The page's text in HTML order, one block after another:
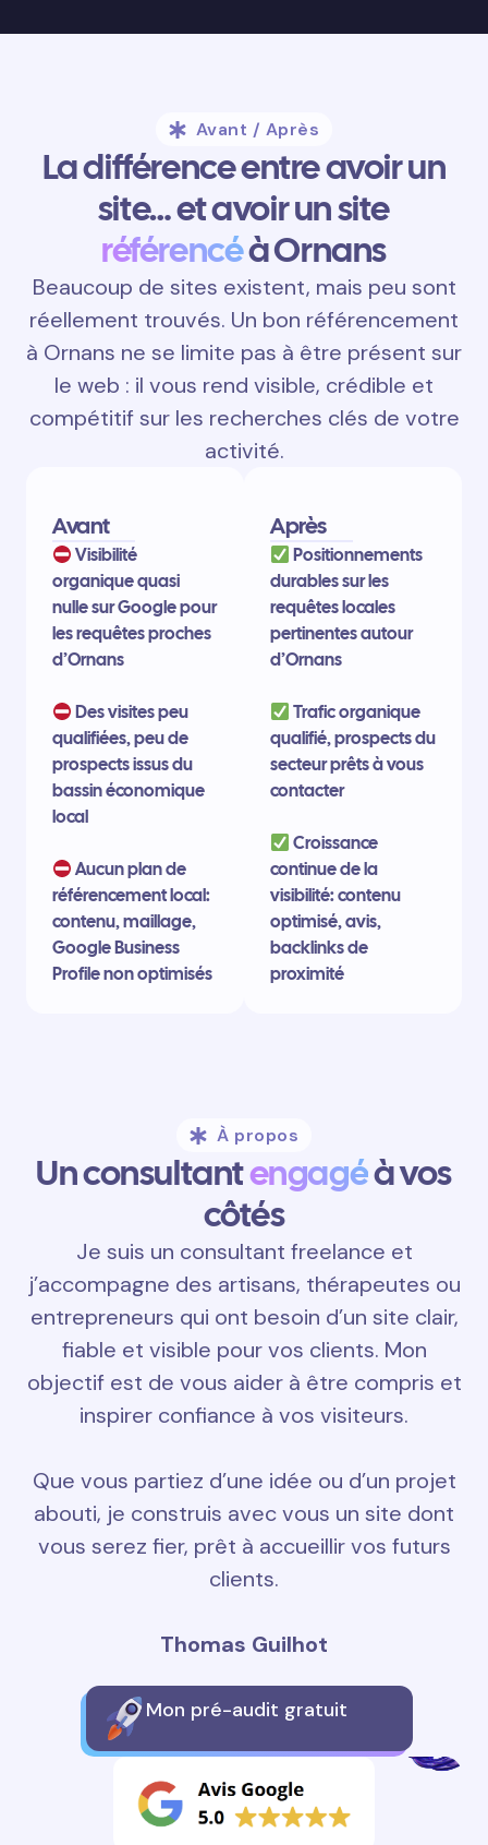
Avant / Après
La différence entre avoir un
site… et avoir un site
référencéà Ornans
Beaucoup de sites existent, mais peu sont
réellement trouvés. Un bon référencement
à Ornans ne se limite pas à être présent sur
le web : il vous rend visible, crédible et
compétitif sur les recherches clés de votre
activité.
Avant
Visibilité
organique quasi
nulle sur Google pour
les requêtes proches
d’Ornans
Des visites peu
qualifiées, peu de
prospects issus du
bassin économique
local
Aucun plan de
référencement local:
contenu, maillage,
Google Business
Profile non optimisés
Après
Positionnements
durables sur les
requêtes locales
pertinentes autour
d’Ornans
Trafic organique
qualifié, prospects du
secteur prêts à vous
contacter
Croissance
continue de la
visibilité: contenu
optimisé, avis,
backlinks de
proximité
À propos
Un consultantengagéà vos
côtés
Je suis un consultant freelance et
j’accompagne des artisans, thérapeutes ou
entrepreneurs qui ont besoin d’un site clair,
fiable et visible pour vos clients. Mon
objectif est de vous aider à être compris et
inspirer confiance à vos visiteurs.
Que vous partiez d’une idée ou d’un projet
abouti, je construis avec vous un site dont
vous serez fier, prêt à accueillir vos futurs
clients.
Thomas Guilhot
Mon pré-audit gratuit